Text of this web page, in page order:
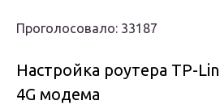
Проголосовало: 33187
Настройка роутера TP-
4G модема